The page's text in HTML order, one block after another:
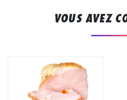
VOUS AVEZ